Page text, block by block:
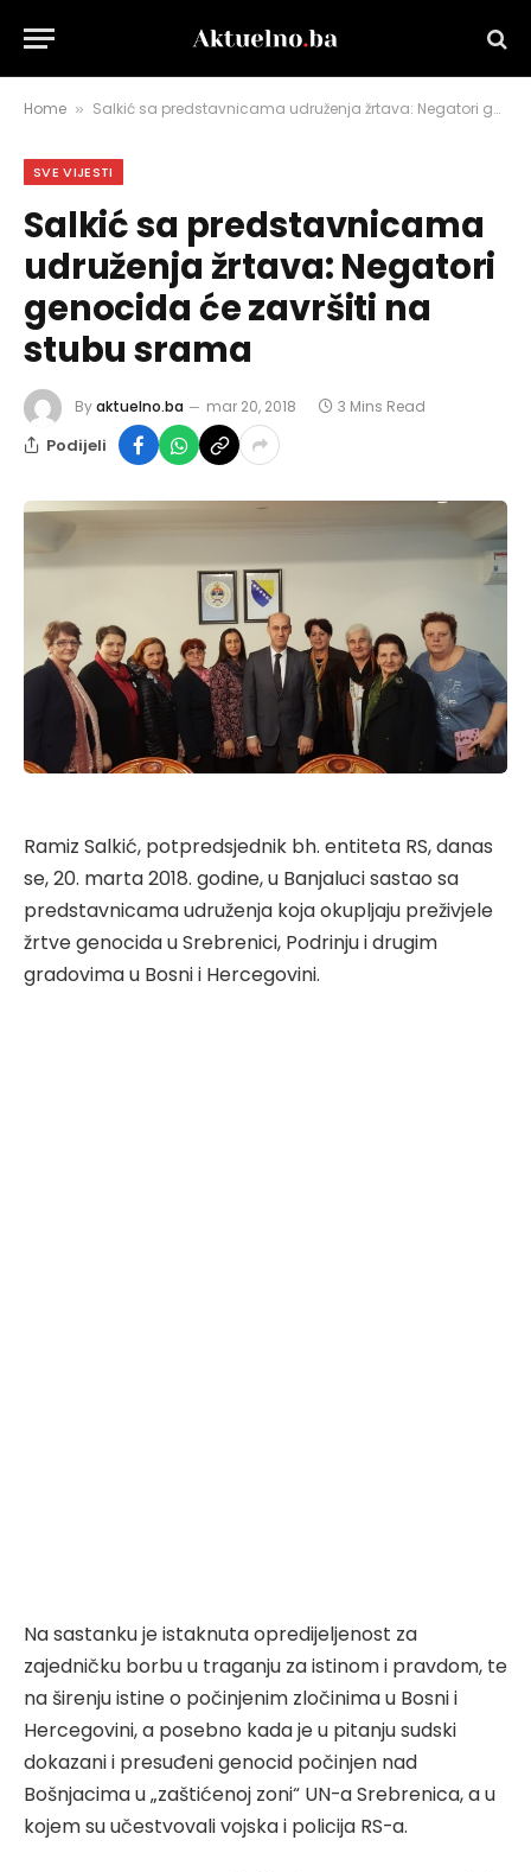
Home » Salkić sa predstavnicama udruženja žrtava: Negatori genocida će završiti na stubu srama
SVE VIJESTI
Salkić sa predstavnicama
udruženja žrtava: Negatori
genocida će završiti na
stubu srama
Byaktuelno.ba mar 20, 2018 3 Mins Read
Podijeli
Ramiz Salkić, potpredsjednik bh. entiteta RS, danas
se, 20. marta 2018. godine, u Banjaluci sastao sa
predstavnicama udruženja koja okupljaju preživjele
žrtve genocida u Srebrenici, Podrinju i drugim
gradovima u Bosni i Hercegovini.
Na sastanku je istaknuta opredijeljenost za
zajedničku borbu u traganju za istinom i pravdom, te
na širenju istine o počinjenim zločinima u Bosni i
Hercegovini, a posebno kada je u pitanju sudski
dokazani i presuđeni genocid počinjen nad
Bošnjacima u „zaštićenoj zoni“ UN-a Srebrenica, a u
kojem su učestvovali vojska i policija RS-a.